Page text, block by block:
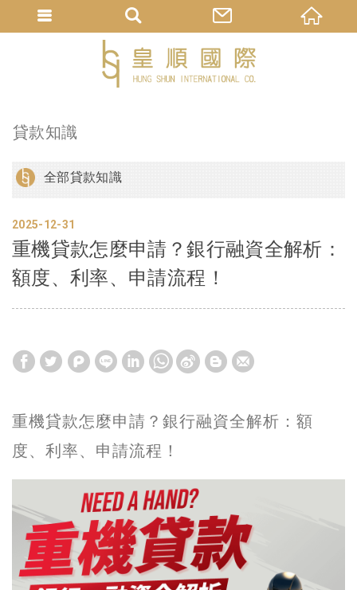
貸款知識
全部貸款知識
31
12
2025
重機貸款怎麼申請？銀行融資全解析：
額度、利率、申請流程！
重機貸款怎麼申請？銀行融資全解析：額
度、利率、申請流程！